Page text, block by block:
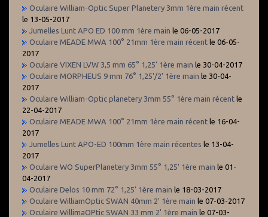
Oculaire William-Optic Super Planetery 3mm 1ère main récent
le 13-05-2017
Jumelles Lunt APO ED 100 mm 1ère main le 06-05-2017
Oculaire MEADE MWA 100° 21mm 1ère main récent le 06-05-
2017
Oculaire VIXEN LVW 3,5 mm 65° 1,25' 1ère main le 30-04-2017
Oculaire MORPHEUS 9 mm 76° 1,25'/2' 1ère main le 30-04-
2017
Oculaire William-Optic planetery 3mm 55° 1ère main récent le
22-04-2017
Oculaire MEADE MWA 100° 21mm 1ère main récent le 16-04-
2017
Jumelles Lunt APO-ED 100mm 1ère main récentes le 13-04-
2017
Oculaire WO SuperPlanetery 3mm 55° 1,25' 1ère main le 01-
04-2017
Oculaire Delos 10 mm 72° 1,25' 1ère main le 18-03-2017
Oculaire WilliamOptic SWAN 40mm 2' 1ère main le 07-03-2017
Oculaire WillimaOPtic SWAN 33 mm 2' 1ère main le 07-03-